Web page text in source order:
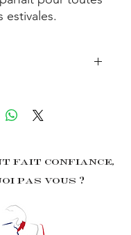
estivales.
fait confiance,
pas vous ?